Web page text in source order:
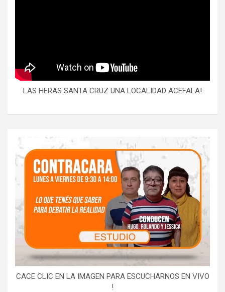
LAS HERAS SANTA CRUZ UNA LOCALIDAD ACEFALA!
CACE CLIC EN LA IMAGEN PARA ESCUCHARNOS EN VIVO
!